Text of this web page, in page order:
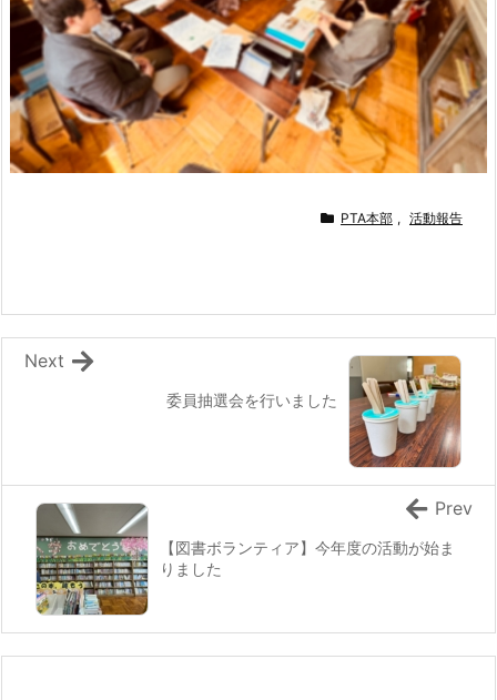
PTA本部 , 活動報告
委員抽選会を行いました
Next
【図書ボランティア】今年度の活動が始ま
りました
Prev